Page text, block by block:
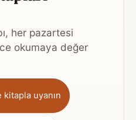
her pazartesi
okumaya değer
kitapla uyanın